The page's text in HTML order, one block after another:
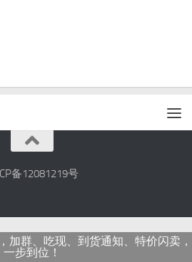
备12081219号
加群、吃现、到货通知、特价闪卖，
一步到位！